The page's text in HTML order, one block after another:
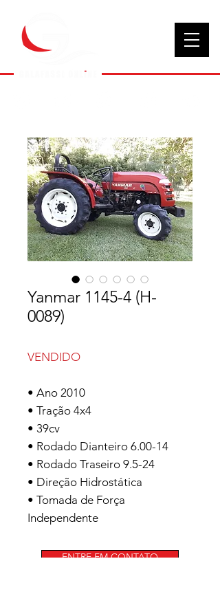
Yanmar 1145-4 (H-
0089)
VENDIDO
• Ano 2010
• Tração 4x4
• 39cv
• Rodado Dianteiro 6.00-14
• Rodado Traseiro 9.5-24
• Direção Hidrostática
• Tomada de Força
Independente
ENTRE EM CONTATO